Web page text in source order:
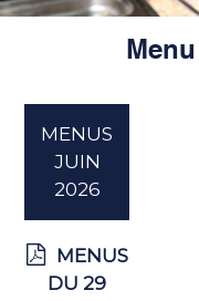
MENUS
JUIN
2026
MENUS
DU 29